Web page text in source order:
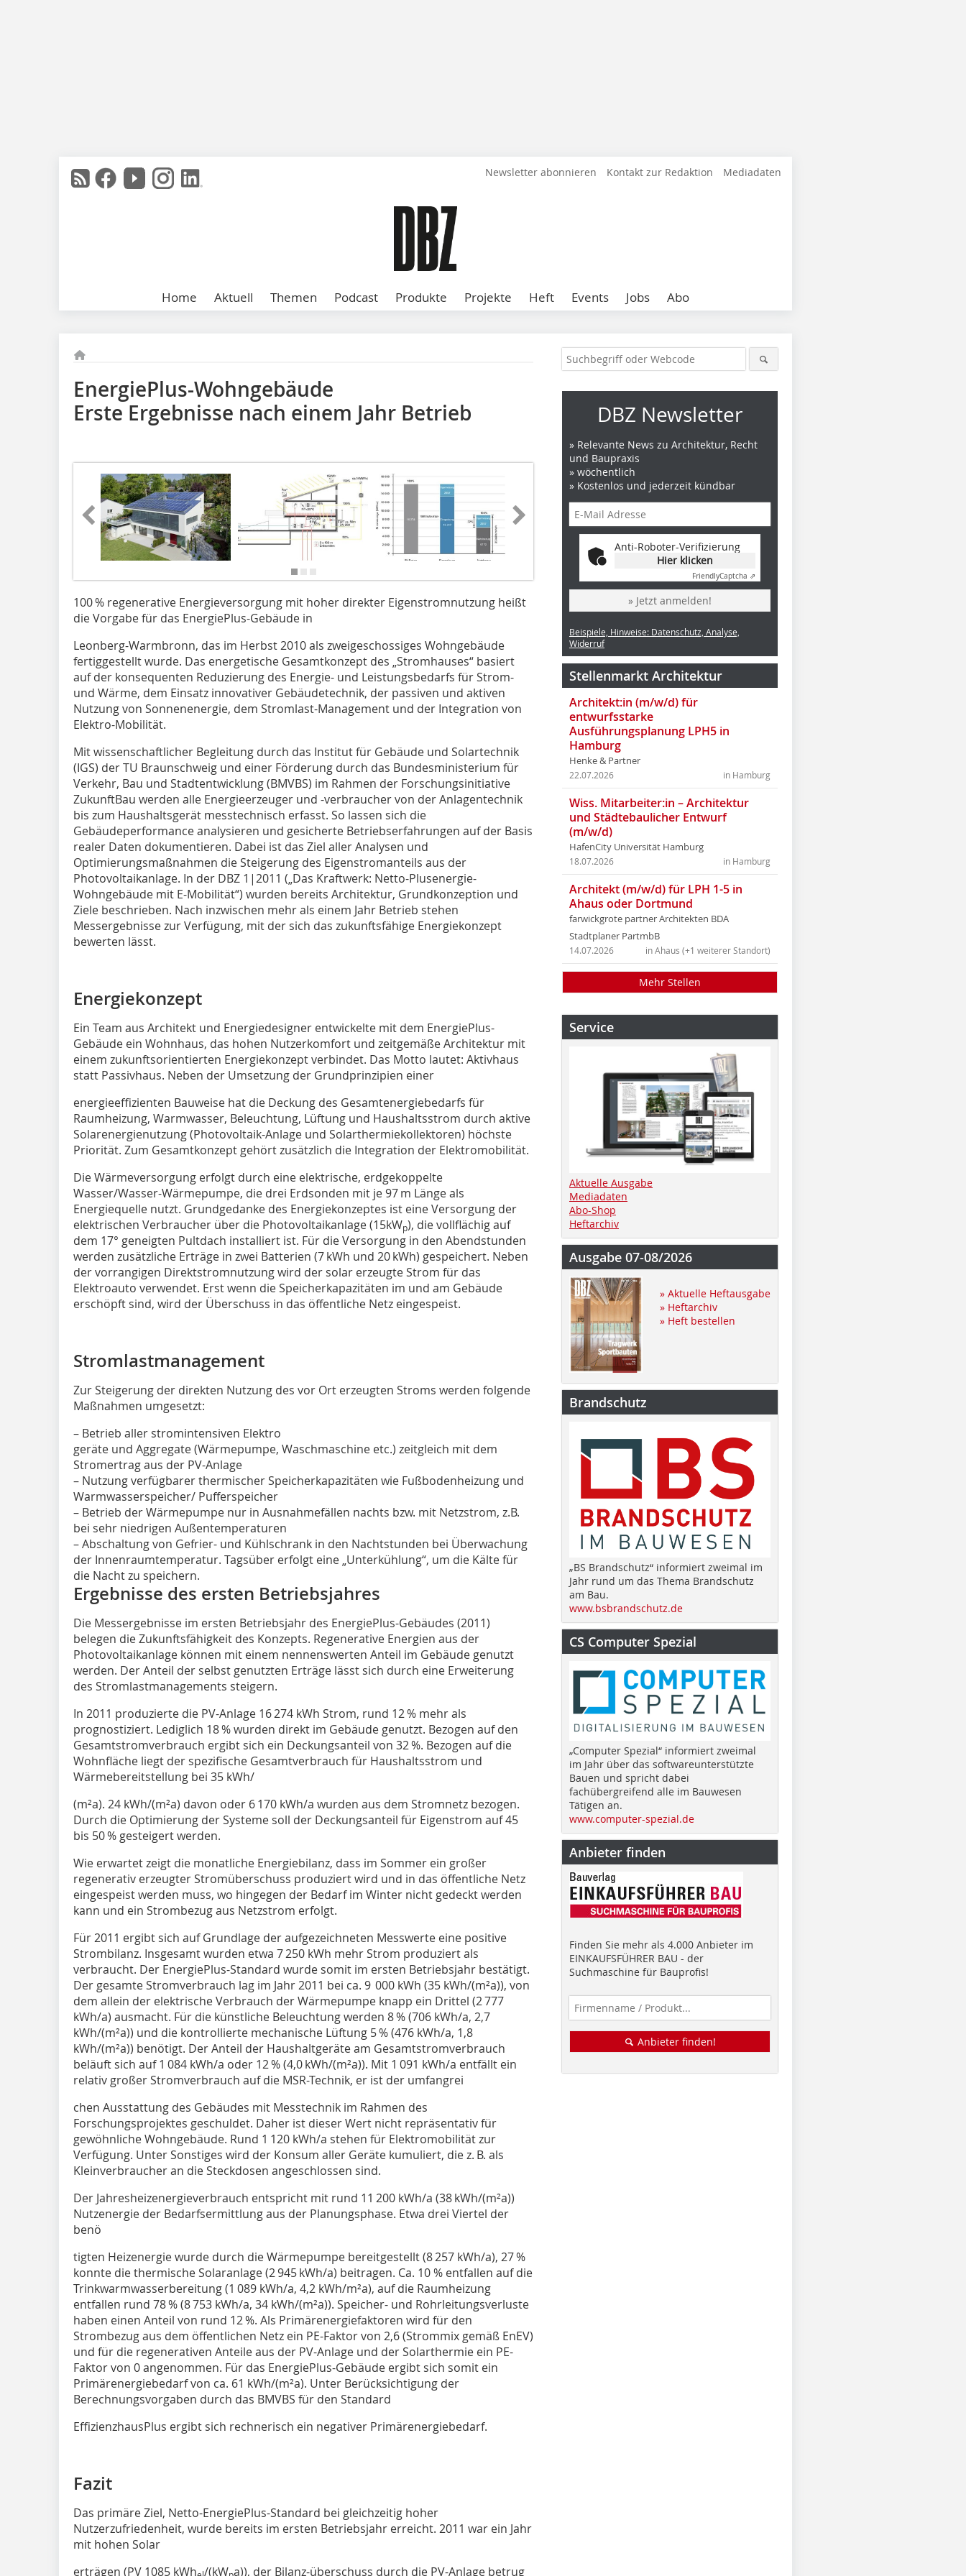
Newsletter abonnieren Kontakt zur Redaktion Mediadaten
Home Aktuell Themen Podcast Produkte Projekte Heft Events Jobs Abo
EnergiePlus-Wohngebäude
Erste Ergebnisse nach einem Jahr Betrieb
100 % regenerative Energieversorgung mit hoher direkter Eigenstromnutzung heißt
die Vorgabe für das EnergiePlus-Gebäude in
Leonberg-Warmbronn, das im Herbst 2010 als zweigeschossiges Wohngebäude
fertiggestellt wurde. Das energetische Gesamtkonzept des „Stromhauses“ basiert
auf der konsequenten Reduzierung des Energie- und Leistungsbedarfs für Strom-
und Wärme, dem Einsatz innovativer Gebäudetechnik, der passiven und aktiven
Nutzung von Sonnenenergie, dem Stromlast-Management und der Integration von
Elektro-Mobilität.
Mit wissenschaftlicher Begleitung durch das Institut für Gebäude und Solartechnik
(IGS) der TU Braunschweig und einer Förderung durch das Bundesministerium für
Verkehr, Bau und Stadtentwicklung (BMVBS) im Rahmen der Forschungsinitiative
ZukunftBau werden alle Energieerzeuger und -verbraucher von der Anlagentechnik
bis zum Haushaltsgerät messtechnisch erfasst. So lassen sich die
Gebäudeperformance analysieren und gesicherte Betriebserfahrungen auf der Basis
realer Daten dokumentieren. Dabei ist das Ziel aller Analysen und
Optimierungsmaßnahmen die Steigerung des Eigenstromanteils aus der
Photovoltaikanlage. In der DBZ 1|2011 („Das Kraftwerk: Netto-Plusenergie-
Wohngebäude mit E-Mobilität“) wurden bereits Architektur, Grundkonzeption und
Ziele beschrieben. Nach inzwischen mehr als einem Jahr Betrieb stehen
Messergebnisse zur Verfügung, mit der sich das zukunftsfähige Energiekonzept
bewerten lässt.
Energiekonzept
Ein Team aus Architekt und Energiedesigner entwickelte mit dem EnergiePlus-
Gebäude ein Wohnhaus, das hohen Nutzerkomfort und zeitgemäße Architektur mit
einem zukunftsorientierten Energiekonzept verbindet. Das Motto lautet: Aktivhaus
statt Passivhaus. Neben der Umsetzung der Grundprinzipien einer
energieeffizienten Bauweise hat die Deckung des Gesamtenergiebedarfs für
Raumheizung, Warmwasser, Beleuchtung, Lüftung und Haushaltsstrom durch aktive
Solarenergienutzung (Photovoltaik-Anlage und Solarthermiekollektoren) höchste
Priorität. Zum Gesamtkonzept gehört zusätzlich die Integration der Elektromobilität.
Die Wärmeversorgung erfolgt durch eine elektrische, erdgekoppelte
Wasser/Wasser-Wärmepumpe, die drei Erdsonden mit je 97 m Länge als
Energiequelle nutzt. Grund­gedanke des Energiekonzeptes ist eine Versorgung der
elektrischen Verbraucher über die Photovoltaikanlage (15kWp), die vollflächig auf
dem 17° geneigten Pultdach installiert ist. Für die Versorgung in den Abendstunden
werden zusätzliche Erträge in zwei Batterien (7 kWh und 20 kWh) gespeichert. Neben
der vorrangigen Direktstromnutzung wird der solar erzeugte Strom für das
Elektroauto verwendet. Erst wenn die Speicherkapazitäten im und am Gebäude
erschöpft sind, wird der Überschuss in das öffentliche Netz eingespeist.
Stromlastmanagement
Zur Steigerung der direkten Nutzung des vor Ort erzeugten Stroms werden folgende
Maßnahmen umgesetzt:
– Betrieb aller stromintensiven Elektro
geräte und Aggregate (Wärmepumpe, Waschmaschine etc.) zeitgleich mit dem
Stromertrag aus der PV-Anlage
– Nutzung verfügbarer thermischer Speicherkapazitäten wie Fußbodenheizung und
Warmwasserspeicher/ Pufferspeicher
– Betrieb der Wärmepumpe nur in Ausnahmefällen nachts bzw. mit Netzstrom, z.B.
bei sehr niedrigen Außentemperaturen
– Abschaltung von Gefrier- und Kühlschrank in den Nachtstunden bei Überwachung
der Innenraumtemperatur. Tagsüber erfolgt eine „Unterkühlung“, um die Kälte für
die Nacht zu speichern.
Ergebnisse des ersten Betriebsjahres
Die Messergebnisse im ersten Betriebsjahr des EnergiePlus-Gebäudes (2011)
belegen die Zukunftsfähigkeit des Konzepts. Regenerative Energien aus der
Photovoltaikanlage können mit einem nennenswerten Anteil im Gebäude genutzt
werden. Der Anteil der selbst genutzten Erträge lässt sich durch eine Erweiterung
des Stromlastmanagements steigern.
In 2011 produzierte die PV-Anlage 16 274 kWh Strom, rund 12 % mehr als
prognostiziert. Lediglich 18 % wurden direkt im Gebäude genutzt. Bezogen auf den
Gesamtstromverbrauch ergibt sich ein Deckungsanteil von 32 %. Bezogen auf die
Wohnfläche liegt der spezifische Gesamtverbrauch für Haushaltsstrom und
Wärmebereitstellung bei 35 kWh/
(m²a). 24 kWh/(m²a) davon oder 6 170 kWh/a wurden aus dem Stromnetz bezogen.
Durch die Optimierung der Systeme soll der Deckungsanteil für Eigenstrom auf 45
bis 50 % gesteigert werden.
Wie erwartet zeigt die monatliche Energiebilanz, dass im Sommer ein großer
regenerativ erzeugter Stromüberschuss produziert wird und in das öffentliche Netz
eingespeist werden muss, wo hingegen der Bedarf im Winter nicht gedeckt werden
kann und ein Strombezug aus Netzstrom erfolgt.
Für 2011 ergibt sich auf Grundlage der aufgezeichneten Messwerte eine positive
Strombilanz. Insgesamt wurden etwa 7 250 kWh mehr Strom produziert als
verbraucht. Der EnergiePlus-Standard wurde somit im ersten Betriebsjahr bestätigt.
Der gesamte Stromverbrauch lag im Jahr 2011 bei ca. 9 000 kWh (35 kWh/(m²a)), von
dem allein der elektrische Verbrauch der Wärmepumpe knapp ein Drittel (2 777
kWh/a) ausmacht. Für die künstliche Beleuchtung werden 8 % (706 kWh/a, 2,7
kWh/(m²a)) und die kontrollierte mechanische Lüftung 5 % (476 kWh/a, 1,8
kWh/(m²a)) benötigt. Der Anteil der Haushaltgeräte am Gesamtstromverbrauch
beläuft sich auf 1 084 kWh/a oder 12 % (4,0 kWh/(m²a)). Mit 1 091 kWh/a entfällt ein
relativ großer Stromverbrauch auf die MSR-Technik, er ist der umfangrei
chen Ausstattung des Gebäudes mit Messtechnik im Rahmen des
Forschungsprojektes geschuldet. Daher ist dieser Wert nicht repräsentativ für
gewöhnliche Wohngebäude. Rund 1 120 kWh/a stehen für Elektromobilität zur
Verfügung. Unter Son­stiges wird der Konsum aller Geräte kumuliert, die z. B. als
Kleinverbraucher an die Steckdosen angeschlossen sind.
Der Jahresheizenergieverbrauch entspricht mit rund 11 200 kWh/a (38 kWh/(m²a))
Nutzenergie der Bedarfsermittlung aus der Planungsphase. Etwa drei Viertel der
benö
tigten Heizenergie wurde durch die Wärmepumpe bereitgestellt (8 257 kWh/a), 27 %
konnte die thermische Solaranlage (2 945 kWh/a) beitragen. Ca. 10 % entfallen auf die
Trinkwarmwasserbereitung (1 089 kWh/a, 4,2 kWh/­m²a), auf die Raumheizung
entfallen rund 78 % (8 753 kWh/a, 34 kWh/(m²a)). Speicher- und Rohrleitungsverluste
haben einen Anteil von rund 12 %. Als Primärenergiefaktoren wird für den
Strombezug aus dem öffentlichen Netz ein PE-Faktor von 2,6 (Strommix gemäß EnEV)
und für die regenerativen Anteile aus der PV-Anlage und der Solarthermie ein PE-
Faktor von 0 angenommen. Für das EnergiePlus-Gebäude ergibt sich somit ein
Primärenergiebedarf von ca. 61 kWh/(m²a). Unter Berücksichtigung der
Berechnungsvorgaben durch das BMVBS für den Standard
EffizienzhausPlus ergibt sich rechnerisch ein negativer Primärenergiebedarf.
Fazit
Das primäre Ziel, Netto-EnergiePlus-Standard bei gleichzeitig hoher
Nutzerzufriedenheit, wurde bereits im ersten Betriebsjahr erreicht. 2011 war ein Jahr
mit hohen Solar
erträgen (PV 1085 kWh /(kW a)), der Bilanz-überschuss durch die PV-Anlage betrug
DBZ Newsletter
» Relevante News zu Architektur, Recht
und Baupraxis
» wöchentlich
» Kostenlos und jederzeit kündbar
Anti-Roboter-Verifizierung
Hier klicken
FriendlyCaptcha ⇗
» Jetzt anmelden!
Beispiele, Hinweise: Datenschutz, Analyse,
Widerruf
Stellenmarkt Architektur
Architekt:in (m/w/d) für
entwurfsstarke
Ausführungsplanung LPH5 in
Hamburg
Henke & Partner
in Hamburg
22.07.2026
Wiss. Mitarbeiter:in – Architektur
und Städtebaulicher Entwurf
(m/w/d)
HafenCity Universität Hamburg
in Hamburg
18.07.2026
Architekt (m/w/d) für LPH 1-5 in
Ahaus oder Dortmund
farwickgrote partner Architekten BDA
Stadtplaner PartmbB
in Ahaus (+1 weiterer Standort)
14.07.2026
Mehr Stellen
Service
Aktuelle Ausgabe
Mediadaten
Abo-Shop
Heftarchiv
Ausgabe 07-08/2026
» Aktuelle Heftausgabe
» Heftarchiv
» Heft bestellen
Brandschutz
„BS Brandschutz“ informiert zweimal im
Jahr rund um das Thema Brandschutz
am Bau.
www.bsbrandschutz.de
CS Computer Spezial
„Computer Spezial“ informiert zweimal
im Jahr über das softwareunterstützte
Bauen und spricht dabei
fachübergreifend alle im Bauwesen
Tätigen an.
www.computer-spezial.de
Anbieter finden
Finden Sie mehr als 4.000 Anbieter im
EINKAUFSFÜHRER BAU - der
Suchmaschine für Bauprofis!
Anbieter finden!